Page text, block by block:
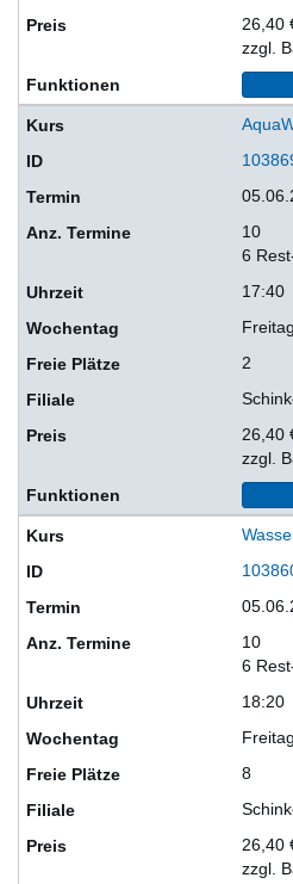
26,40
zzgl.
10
6
17:40
Freitag
2
26,40
zzgl.
10
6
18:20
Freitag
8
26,40
zzgl.